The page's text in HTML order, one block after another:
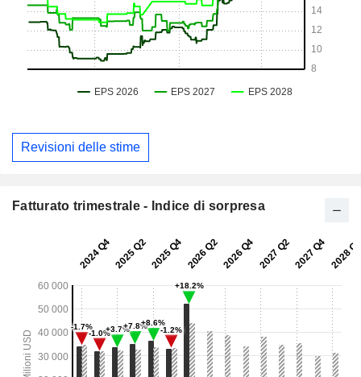
Revisioni delle stime
Fatturato trimestrale - Indice di sorpresa